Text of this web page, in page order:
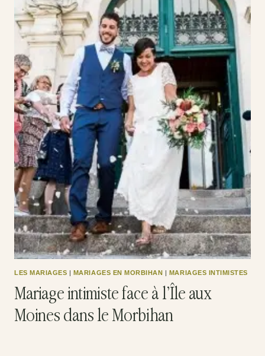
LES MARIAGES | MARIAGES EN MORBIHAN | MARIAGES INTIMISTES
Mariage intimiste face à l’Île aux
Moines dans le Morbihan